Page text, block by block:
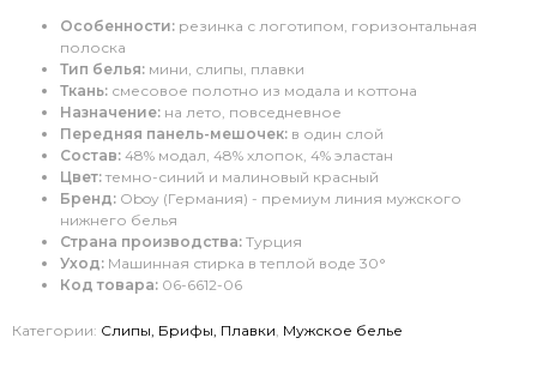
Особенности: резинка с логотипом, горизонтальная
полоска
Тип белья: мини, слипы, плавки
Ткань: смесовое полотно из модала и коттона
Назначение: на лето, повседневное
Передняя панель-мешочек: в один слой
Состав: 48% модал, 48% хлопок, 4% эластан
Цвет: темно-синий и малиновый красный
Бренд: Oboy (Германия) - премиум линия мужского
нижнего белья
Страна производства: Турция
Уход: Машинная стирка в теплой воде 30°
Код товара: 06-6612-06
Категории: Слипы, Брифы, Плавки, Мужское белье